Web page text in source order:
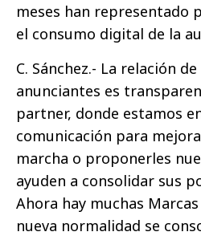
meses han representado
el consumo digital de la
C. Sánchez.- La relación
anunciantes es
partner, donde estamos
comunicación para
marcha o proponerles
ayuden a consolidar sus
Ahora hay muchas
nueva normalidad se